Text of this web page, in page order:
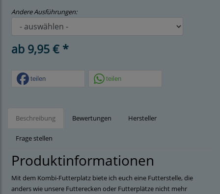
Andere Ausführungen:
ab 9,95 € *
teilen teilen
Beschreibung Bewertungen Hersteller
Frage stellen
Produktinformationen
Mit dem Kombi-Futterplatz biete ich euch eine Futterstelle, die
anders wie unsere Futterecken oder Futterplätze nicht mehr